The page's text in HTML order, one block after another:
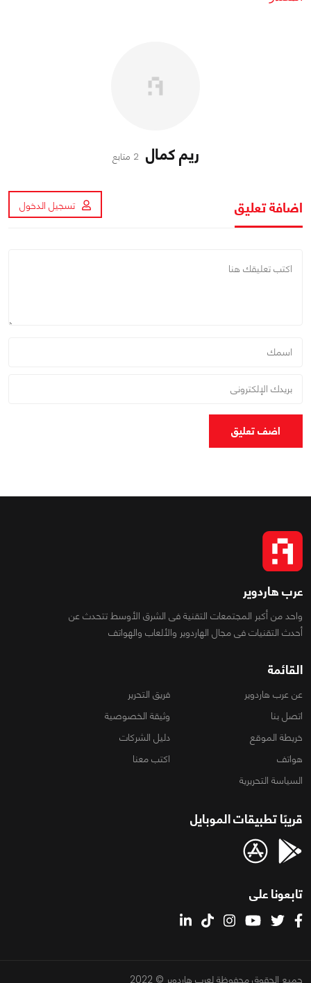
ريم كمال 2 متابع
اضافة تعليق تسجيل الدخول
اضف تعليق
عرب هاردوير
واحد من أكبر المجتمعات التقنية فى الشرق الأوسط تتحدث عن
أحدث التقنيات فى مجال الهاردوير والألعاب والهواتف
القائمة
عن عرب هاردوير
فريق التحرير
اتصل بنا
وثيقة الخصوصية
خريطة الموقع
دليل الشركات
هواتف
اكتب معنا
السياسة التحريرية
قريبًا تطبيقات الموبايل
تابعونا على
جميع الحقوق محفوظة لعرب هاردوير © 2022